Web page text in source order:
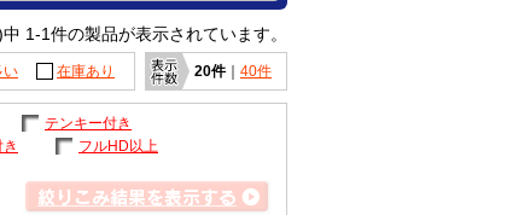
1-1件の製品が表示されています。
い 在庫あり 20件｜ 40件
テンキー付き
フルHD以上